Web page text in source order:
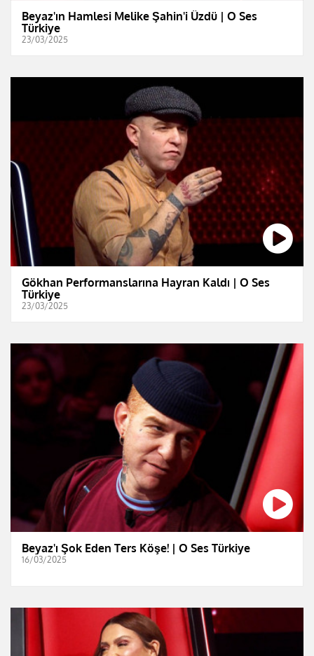
Beyaz'ın Hamlesi Melike Şahin'i Üzdü | O Ses
Türkiye
23/03/2025
Gökhan Performanslarına Hayran Kaldı | O Ses
Türkiye
23/03/2025
Beyaz'ı Şok Eden Ters Köşe! | O Ses Türkiye
16/03/2025